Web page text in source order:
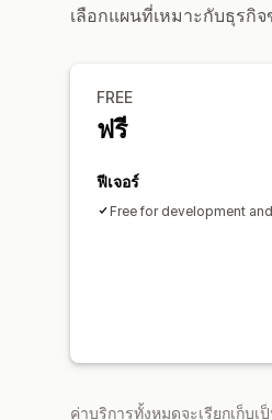
เลือกแผนที่เหมาะกับธุรกิ
FREE
ฟรี
ฟีเจอร์
Free for development
ค่าบริการทั้งหมดจะเรียกเก็บ